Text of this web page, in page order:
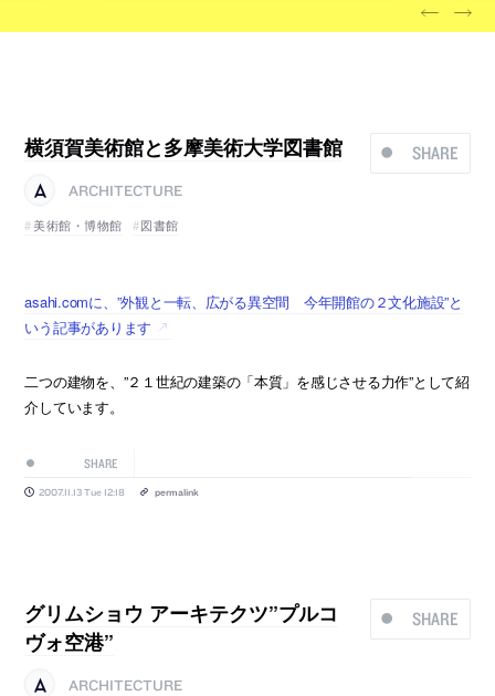
SHARE
横須賀美術館と多摩美術大学図書館
ARCHITECTURE
美術館・博物館
図書館
asahi.comに、”外観と一転、広がる異空間 今年開館の２文化施設”と
いう記事があります
二つの建物を、”２１世紀の建築の「本質」を感じさせる力作”として紹
介しています。
SHARE
2007.11.13 Tue 12:18 permalink
SHARE
グリムショウ アーキテクツ”プルコ
ヴォ空港”
ARCHITECTURE